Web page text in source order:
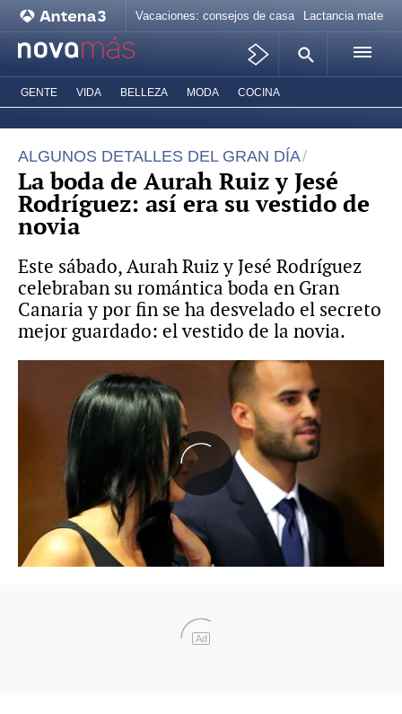
Vacaciones: consejos de casa Lactancia materna
GENTE VIDA BELLEZA MODA COCINA
ALGUNOS DETALLES DEL GRAN DÍA
La boda de Aurah Ruiz y Jesé
Rodríguez: así era su vestido de
novia
Este sábado, Aurah Ruiz y Jesé Rodríguez
celebraban su romántica boda en Gran
Canaria y por fin se ha desvelado el secreto
mejor guardado: el vestido de la novia.
Ad